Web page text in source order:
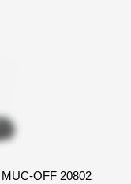
MUC-OFF 20802